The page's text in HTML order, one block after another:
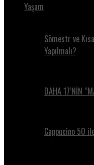
Yaşam
Sömestr ve
Yapılmalı?
DAHA 17’NİN
Cappucino 50